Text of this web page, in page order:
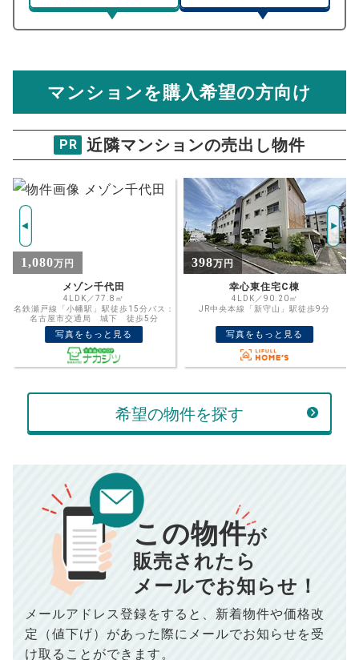
総支払額シミュレーション
計算できます。
物件価格
万円
ご希望の
年
住宅ローン
金利
%
ボーナス
返済金額
万円
万円
返済シミュレーション計算結果
毎月の支払額 834
年間の支払額 10,005 円
総支払額 100,050 円
マンション売却シミュレーター
から売却にかかる諸経費が自動で算出され、手元に残る
金額がわかります。
ダイアパレス千代田橋
3105万円
資金計画のために査定額や希望売却価
格を入力して活用するのもおすすめ◎
売却価格
計算する
00万円
■仲介手数料／00万円
■売買契約書印紙／ 0万円
■抵当権抹消費用／0万円
※購入価格よりも売却価格が高い場合、譲渡所得税が発生する
場合がございます。詳しくは最寄りの税務署などにご確認く
ださい。
※シミュレーター結果はあくまでも概算であり、手残り金額を
保証するものではございません。
※上記売却費用には、住所変更登記の費用、引っ越し費用、住
宅ローンの一括繰上返済の手数料等は含まれておりませんの
で予めご了承ください。
マンションを購入希望の方向け
PR 近隣マンションの売出し物件
398万円
幸心東住宅C棟
4LDK／90.20㎡
JR中央本線「新守山」駅徒歩9分
写真をもっと見る
398万円
幸心東住宅C棟
4LDK／90.2㎡
JR中央本線「新守山駅」駅徒歩9分バ
写真をもっと見る
希望の物件を探す
この物件が
販売されたら
メールでお知らせ！
メールアドレス登録をすると、 新着物件や価格改
定（値下げ）があった際に メールでお知らせを受
け取ることができます。